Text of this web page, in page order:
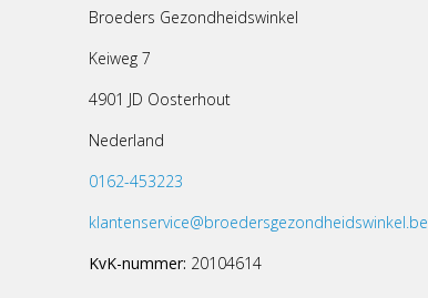
Broeders Gezondheidswinkel
Keiweg 7
4901 JD Oosterhout
Nederland
0162-453223
klantenservice@broedersgezondheidswinkel.be
KvK-nummer: 20104614